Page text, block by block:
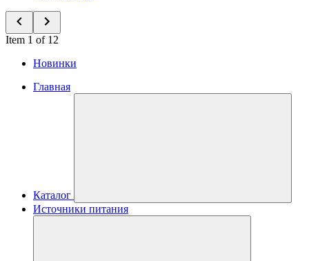
Item 1 of 12
Новинки
Главная
Каталог
Источники питания